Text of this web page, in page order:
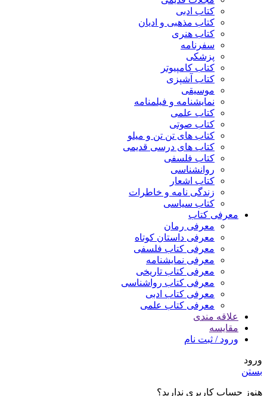
کتاب ادبی
کتاب مذهبی و ادیان
کتاب هنری
سفرنامه
پزشکی
کتاب کامپیوتر
کتاب آشپزی
موسیقی
نمایشنامه و فیلمنامه
کتاب علمی
کتاب صوتی
کتاب های تن تن و میلو
کتاب های درسی قدیمی
کتاب فلسفی
روانشناسی
کتاب اشعار
زندگی نامه و خاطرات
کتاب سیاسی
معرفی کتاب
معرفی رمان
معرفی داستان کوتاه
معرفی کتاب فلسفی
معرفی نمایشنامه
معرفی کتاب تاریخی
معرفی کتاب رواشناسی
معرفی کتاب ادبی
معرفی کتاب علمی
علاقه مندی
مقایسه
ورود / ثبت نام
ورود
بستن
هنوز حساب کاربری ندارید؟